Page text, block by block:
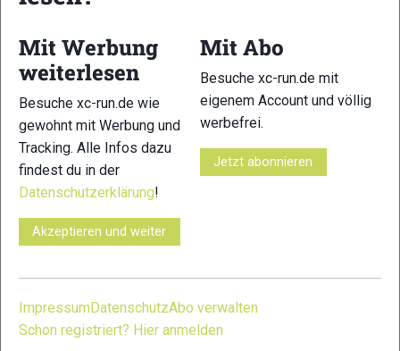
23
25
27
Mit Werbung
weiterlesen
Besuche xc-run.de wie
gewohnt mit Werbung und
Tracking. Alle Infos dazu
findest du in der
Datenschutzerklärung!
Akzeptieren und weiter
Mit Abo
Besuche xc-run.de mit
eigenem Account und völlig
werbefrei.
Jetzt abonnieren
ImpressumDatenschutzAbo verwalten
Schon registriert? Hier anmelden